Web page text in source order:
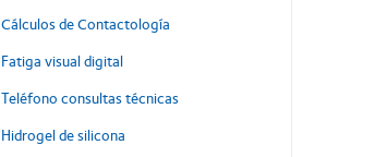
Cálculos de Contactología
Fatiga visual digital
Teléfono consultas técnicas
Hidrogel de silicona